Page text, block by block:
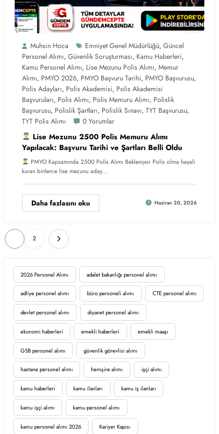
2026 Personel Alımı adalet bakanlığı personel alımı
adliye personel alımı büro personeli alımı CTE personel alımı
devlet personel alımı diyanet personel alımı
ekonomi haberleri emekli haberleri emekli maaşı
GSB personel alımı güvenlik görevlisi alımı
hastane personel alımı hemşire alımı işçi alımı
kamu haberleri kamu ilanları kamu iş ilanları
kamu işçi alımı kamu personel alımı
kamu personel alımı 2026 Kariyer Kapısı
Muhsin Hoca Emniyet Genel Müdürlüğü, Güncel
Personel Alımı, Güvenlik Soruşturması, Kamu Haberleri,
Kamu Personel Alımı, Lise Mezunu Polis Alımı, Memur
Alımı, PMYO 2026, PMYO Başvuru Tarihi, PMYO Başvurusu,
Polis Adayları, Polis Akademisi, Polis Akademisi
Başvuruları, Polis Alımı, Polis Memuru Alımı, Polislik
Başvurusu, Polislik Şartları, Polislik Sınavı, TYT Başvurusu,
TYT Polis Alımı 0 Yorumlar
Lise Mezunu 2500 Polis Memuru Alımı
Yapılacak: Başvuru Tarihi ve Şartları Belli Oldu
PMYO Kapsamında 2500 Polis Alımı Bekleniyor Polis olma hayali
kuran binlerce lise mezunu aday…
Daha fazlasını oku Haziran 20, 2026
Yazı
sayfalaması
2